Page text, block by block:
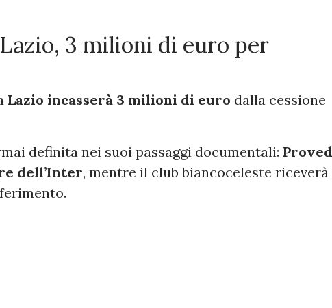
3 milioni di euro per
Lazio incasserà 3 milioni di euro dalla cessione
definita nei suoi passaggi documentali:
dell’Inter, mentre il club biancoceleste riceverà